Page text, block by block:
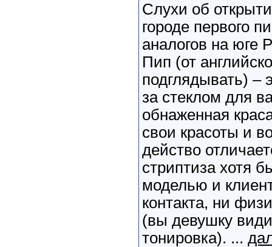
Слухи об
городе первого
аналогов на юге
Пип (от
подглядывать) –
за стеклом для
обнаженная
свои красоты и
действо
стриптиза хотя
моделью и
контакта, ни
(вы девушку
тонировка). ...